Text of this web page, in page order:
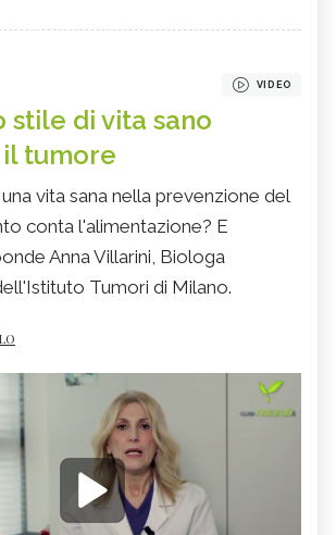
VIDEO
stile di vita sano
tumore
vita sana nella prevenzione del
conta l'alimentazione? E
Anna Villarini, Biologa
Tumori di Milano.